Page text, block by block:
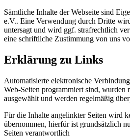
Sämtliche Inhalte der Webseite sind
e.V.. Eine Verwendung durch Dritte
untersagt und wird ggf. strafrechtlich
eine schriftliche Zustimmung von uns
Erklärung zu Links
Automatisierte elektronische
Web-Seiten programmiert sind, wurden
ausgewählt und werden regelmäßig
Für die Inhalte angelinkter Seiten wird
übernommen, hierfür ist grundsätzlich
Seiten verantwortlich